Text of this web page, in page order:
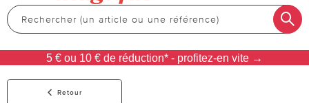
navigation
5 € ou 10 € de réduction* - profitez-en vite →
Retour